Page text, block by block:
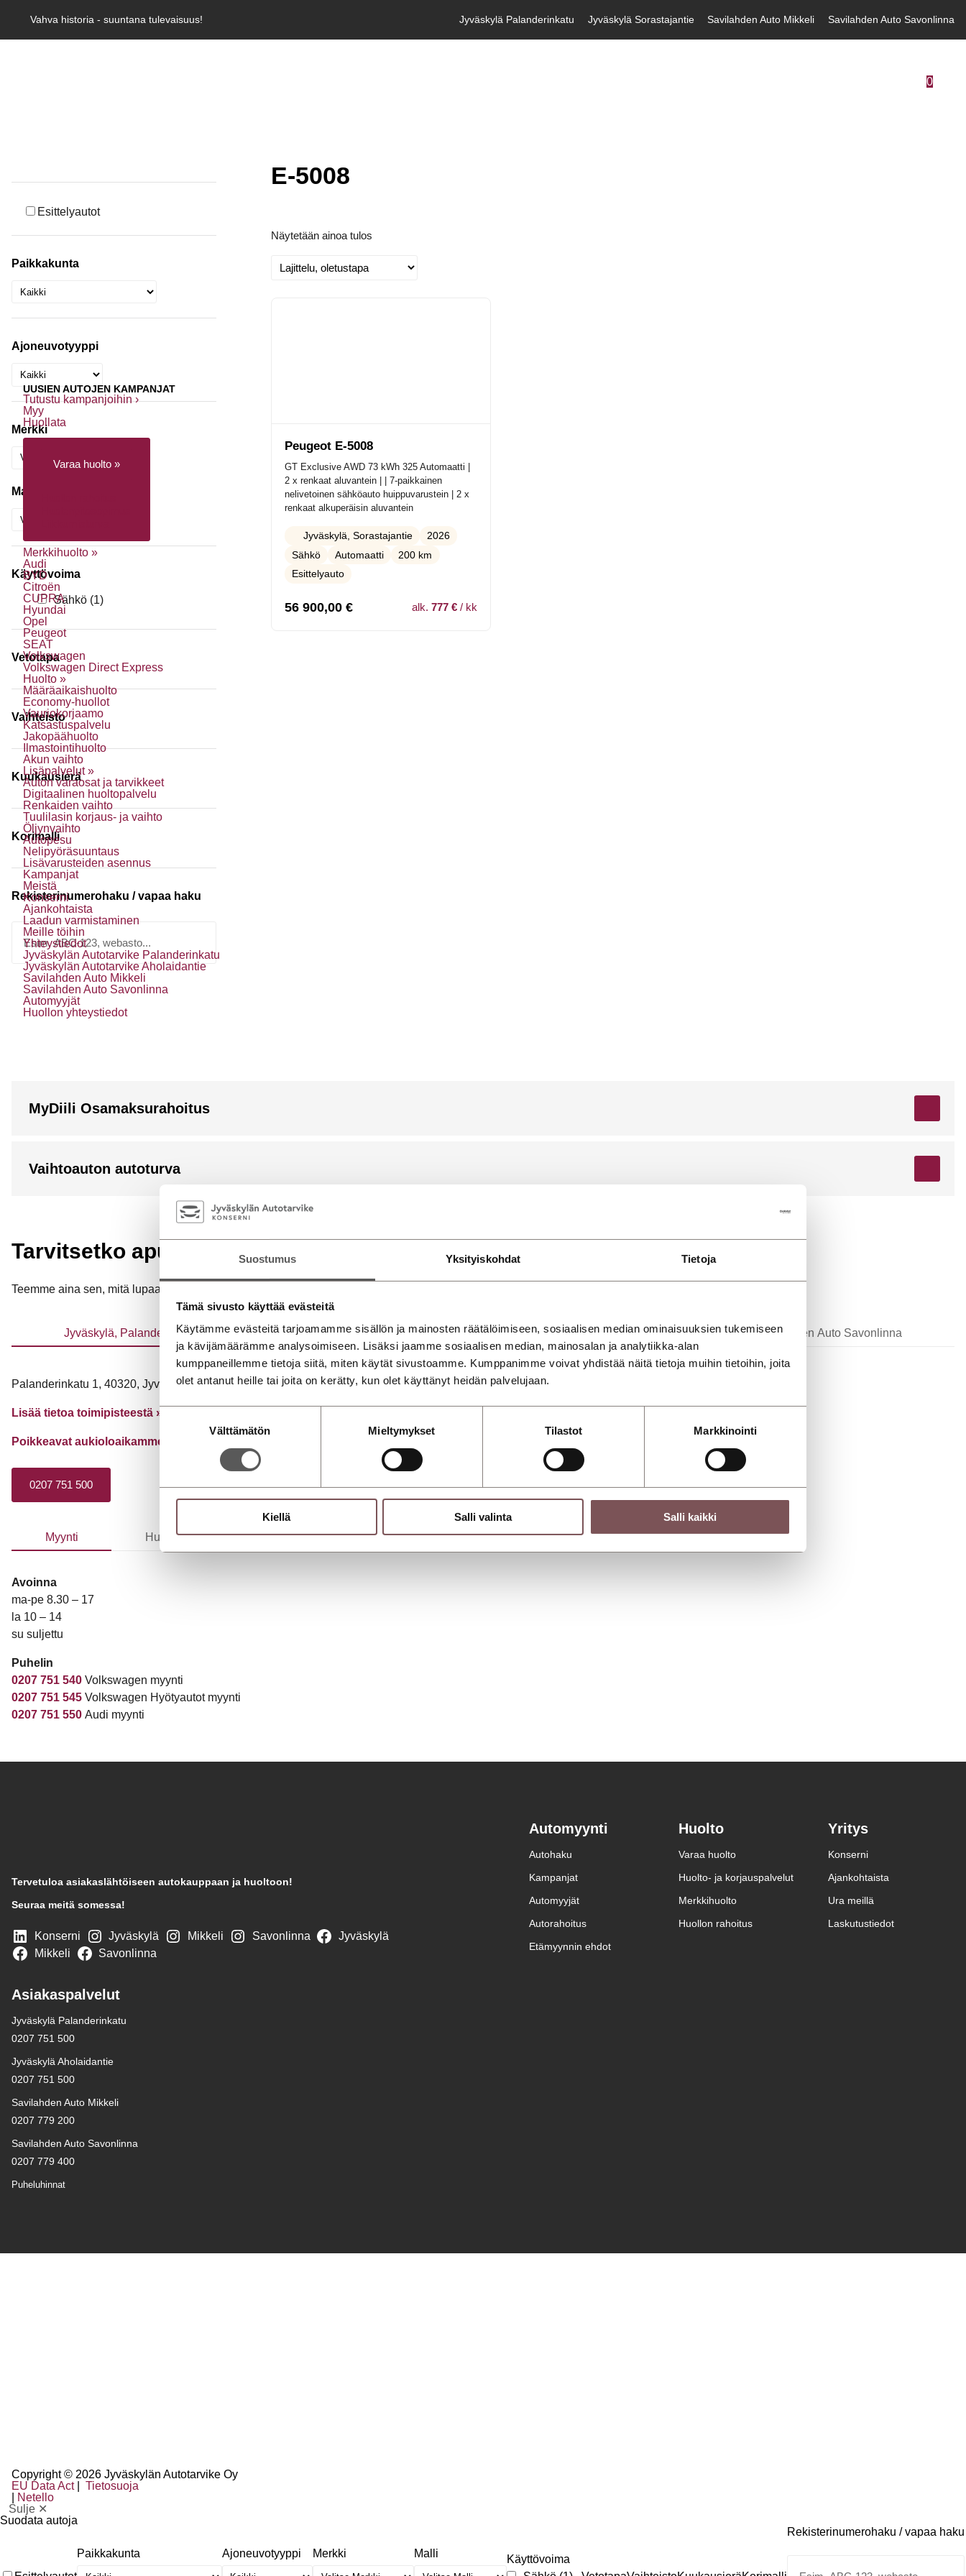
Suostumus Yksityiskohdat Tietoja
Tämä sivusto käyttää evästeitä
Käytämme evästeitä tarjoamamme sisällön ja mainosten räätälöimiseen, sosiaalisen median ominaisuuksien tukemiseen
ja kävijämäärämme analysoimiseen. Lisäksi jaamme sosiaalisen median, mainosalan ja analytiikka-alan
kumppaneillemme tietoja siitä, miten käytät sivustoamme. Kumppanimme voivat yhdistää näitä tietoja muihin tietoihin, joita
olet antanut heille tai joita on kerätty, kun olet käyttänyt heidän palvelujaan.
Suostumuksen
Välttämätön Mieltymykset Tilastot Markkinointi
Kiellä Salli valinta Salli kaikki
Vahva historia - suuntana tulevaisuus! Jyväskylä Palanderinkatu Jyväskylä Sorastajantie Savilahden Auto Mikkeli Savilahden Auto Savonlinna
UUSIEN AUTOJEN KAMPANJAT
Tutustu kampanjoihin ›
Myy
Huollata
Varaa huolto »
Merkkihuolto »
Audi
BYD
Citroën
CUPRA
Hyundai
Opel
Peugeot
SEAT
Volkswagen
Volkswagen Direct Express
Huolto »
Määräaikaishuolto
Economy-huollot
Vauriokorjaamo
Katsastuspalvelu
Jakopäähuolto
Ilmastointihuolto
Akun vaihto
Lisäpalvelut »
Auton varaosat ja tarvikkeet
Digitaalinen huoltopalvelu
Renkaiden vaihto
Tuulilasin korjaus- ja vaihto
Öljynvaihto
Autopesu
Nelipyöräsuuntaus
Lisävarusteiden asennus
Kampanjat
Meistä
Konserni
Ajankohtaista
Laadun varmistaminen
Meille töihin
Yhteystiedot
Jyväskylän Autotarvike Palanderinkatu
Jyväskylän Autotarvike Aholaidantie
Savilahden Auto Mikkeli
Savilahden Auto Savonlinna
Automyyjät
Huollon yhteystiedot
0
Esittelyautot
Paikkakunta
Ajoneuvotyyppi
Merkki
Malli
Käyttövoima
Sähkö (1)
Vetotapa
Vaihteisto
Kuukausierä
Korimalli
Rekisterinumerohaku / vapaa haku
E-5008
Näytetään ainoa tulos
Peugeot E-5008
GT Exclusive AWD 73 kWh 325 Automaatti |
2 x renkaat aluvantein | | 7-paikkainen
nelivetoinen sähköauto huippuvarustein | 2 x
renkaat alkuperäisin aluvantein
Jyväskylä, Sorastajantie
2026
Sähkö
Automaatti
200 km
Esittelyauto
56 900,00 € alk.777 € / kk
MyDiili Osamaksurahoitus
Vaihtoauton autoturva
Tarvitsetko apua? Ota yhteyttä myyntiin!
Teemme aina sen, mitä lupaamme ja meiltä löytyy aina aikaa sinulle. Katso toimipistekohtaisia yhteystietoja.
Jyväskylä, Palanderinkatu Jyväskylä, Aholaidantie Savilahden Auto Mikkeli Savilahden Auto Savonlinna
Palanderinkatu 1, 40320, Jyväskylä
Lisää tietoa toimipisteestä »
Poikkeavat aukioloaikamme
0207 751 500
Myynti Huolto Vauriokorjaamo Varaosat
Avoinna
ma-pe 8.30 – 17
la 10 – 14
su suljettu
Puhelin
0207 751 540 Volkswagen myynti
0207 751 545 Volkswagen Hyötyautot myynti
0207 751 550 Audi myynti
Tervetuloa asiakaslähtöiseen autokauppaan ja huoltoon!
Seuraa meitä somessa!
Konserni Jyväskylä Mikkeli Savonlinna
Jyväskylä
Mikkeli
Savonlinna
Automyynti
Autohaku
Kampanjat
Automyyjät
Autorahoitus
Etämyynnin ehdot
Huolto
Varaa huolto
Huolto- ja korjauspalvelut
Merkkihuolto
Huollon rahoitus
Yritys
Konserni
Ajankohtaista
Ura meillä
Laskutustiedot
Asiakaspalvelut
Jyväskylä Palanderinkatu
0207 751 500
Jyväskylä Aholaidantie
0207 751 500
Savilahden Auto Mikkeli
0207 779 200
Savilahden Auto Savonlinna
0207 779 400
Puheluhinnat
Copyright © 2026 Jyväskylän Autotarvike Oy
EU Data Act|
Tietosuoja
Netello
Sulje ✕
Suodata autoja
Paikkakunta Ajoneuvotyyppi Merkki Malli
Käyttövoima
Rekisterinumerohaku / vapaa haku